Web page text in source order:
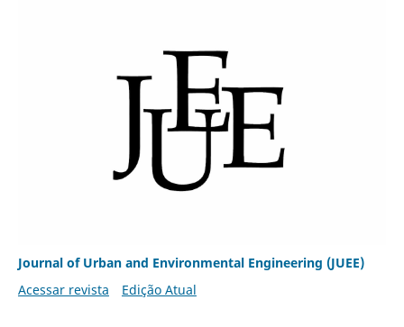
Journal of Urban and Environmental Engineering (JUEE)
Acessar revista
Edição Atual